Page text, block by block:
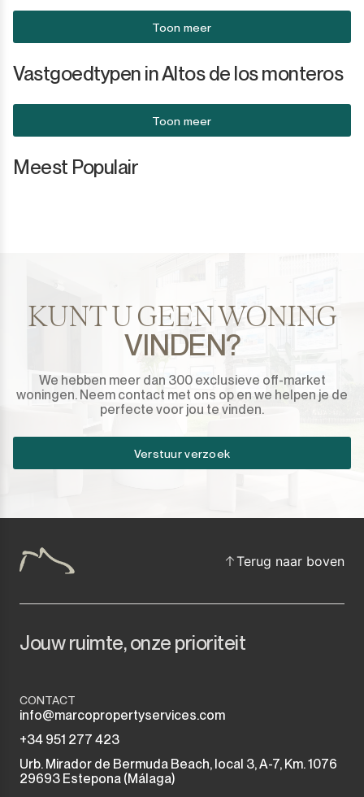
Toon meer
Vastgoedtypen in Altos de los monteros
Toon meer
Meest Populair
KUNT U GEEN WONING
VINDEN?
We hebben meer dan 300 exclusieve off-market
woningen. Neem contact met ons op en we helpen je de
perfecte voor jou te vinden.
Verstuur verzoek
Terug naar boven
Jouw ruimte, onze prioriteit
CONTACT
info@marcopropertyservices.com
+34 951 277 423
Urb. Mirador de Bermuda Beach, local 3, A-7, Km. 1076
29693 Estepona (Málaga)